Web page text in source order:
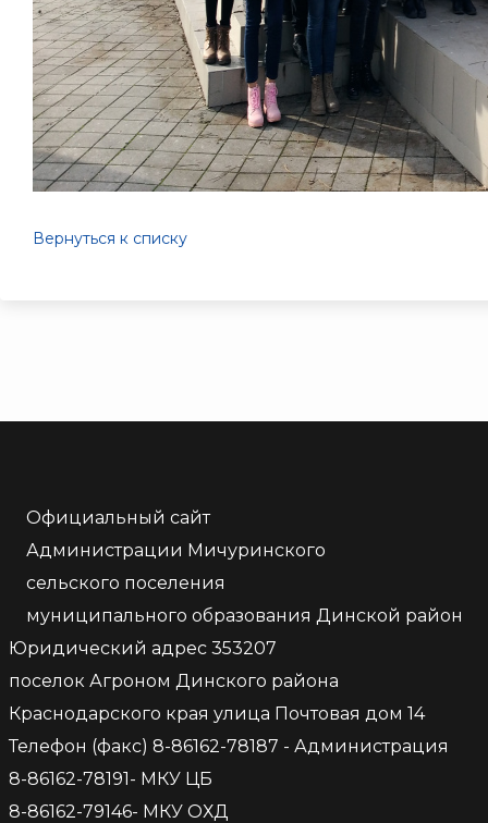
Вернуться к списку
Официальный сайт
Администрации Мичуринского
сельского поселения
муниципального образования Динской район
Юридический адрес 353207
поселок Агроном Динского района
Краснодарского края улица Почтовая дом 14
Телефон (факс) 8-86162-78187 - Администрация
8-86162-78191- МКУ ЦБ
8-86162-79146- МКУ ОХД